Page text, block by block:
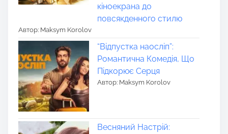
кіноекрана до
повсякденного стилю
Автор: Maksym Korolov
“Відпустка наосліп”:
Романтична Комедія, Що
Підкорює Серця
Автор: Maksym Korolov
Весняний Настрій: